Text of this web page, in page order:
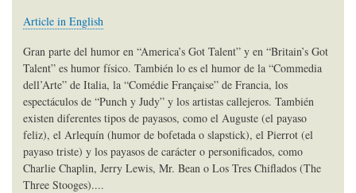
Article in English
Gran parte del humor en “America’s Got Talent” y en “Britain’s Got
Talent” es humor físico. También lo es el humor de la “Commedia
dell’Arte” de Italia, la “Comédie Française” de Francia, los
espectáculos de “Punch y Judy” y los artistas callejeros. También
existen diferentes tipos de payasos, como el Auguste (el payaso
feliz), el Arlequín (humor de bofetada o slapstick), el Pierrot (el
payaso triste) y los payasos de carácter o personificados, como
Charlie Chaplin, Jerry Lewis, Mr. Bean o Los Tres Chiflados (The
Three Stooges)....